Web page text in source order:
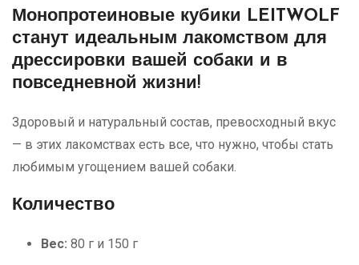
Монопротеиновые кубики LEITWOLF
станут идеальным лакомством для
дрессировки вашей собаки и в
повседневной жизни!
Здоровый и натуральный состав, превосходный вкус
— в этих лакомствах есть все, что нужно, чтобы стать
любимым угощением вашей собаки.
Количество
Bec: 80 г и 150 г